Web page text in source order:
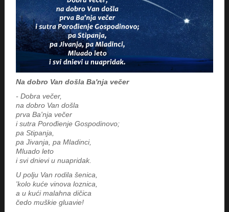
Na dobro Van došla Ba'nja večer
- Dobra večer,
na dobro Van došla
prva Ba'nja večer
i sutra Porođienje Gospodinovo;
pa Stipanja,
pa Jivanja, pa Mladinci,
Mluado leto
i svi dnievi u nuapridak.
U polju Van rodila šenica,
'kolo kuće vinova loznica,
a u kući malahna dičica
čedo muškie gluavie!